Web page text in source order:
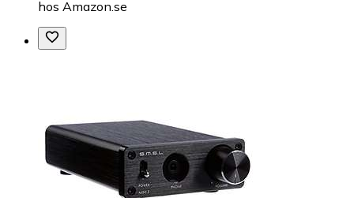
hos Amazon.se